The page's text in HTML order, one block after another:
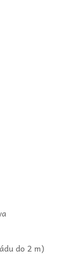
do 2 m)